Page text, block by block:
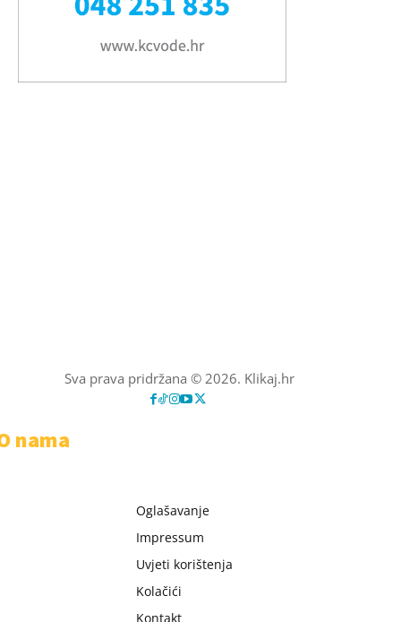
Sva prava pridržana © 2026. Klikaj.hr
nama
Oglašavanje
Impressum
Uvjeti korištenja
Kolačići
Kontakt